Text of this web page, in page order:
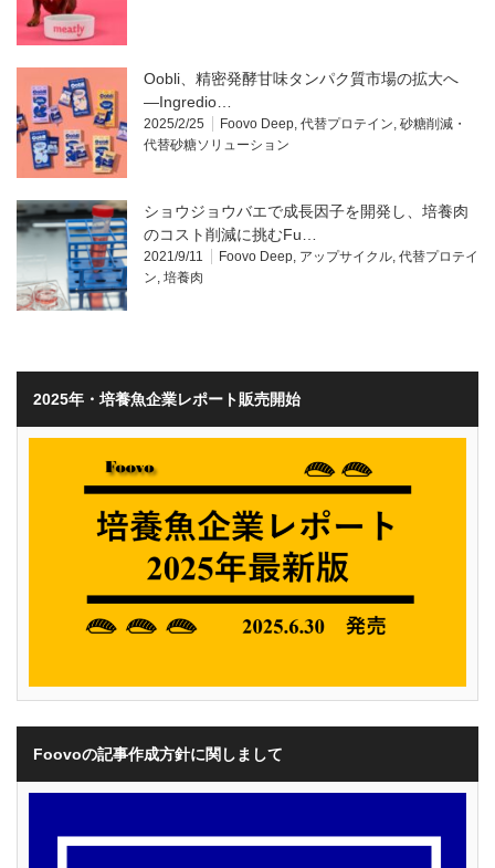
Oobli、精密発酵甘味タンパク質市場の拡大へ
―Ingredio…
2025/2/25 Foovo Deep, 代替プロテイン, 砂糖削減・
代替砂糖ソリューション
ショウジョウバエで成長因子を開発し、培養肉
のコスト削減に挑むFu…
2021/9/11 Foovo Deep, アップサイクル, 代替プロテイ
ン, 培養肉
2025年・培養魚企業レポート販売開始
Foovoの記事作成方針に関しまして